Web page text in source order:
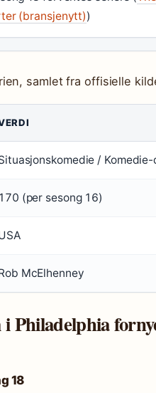
(bransjenytt))
samlet fra offisielle
/
170 (per sesong 16)
McElhenney
Philadelphia
18